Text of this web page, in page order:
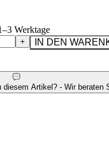
Werktage
+
IN DEN
Artikel? - Wir beraten